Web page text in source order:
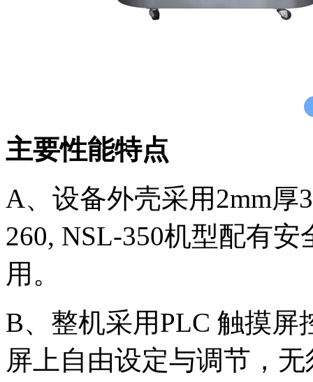
主要性能特点
A、设备外壳采用2mm厚
260, NSL-350机型配有
用。
B、整机采用PLC 触摸
屏上自由设定与调节，